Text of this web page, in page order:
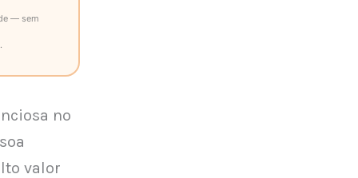
— sem
no
valor